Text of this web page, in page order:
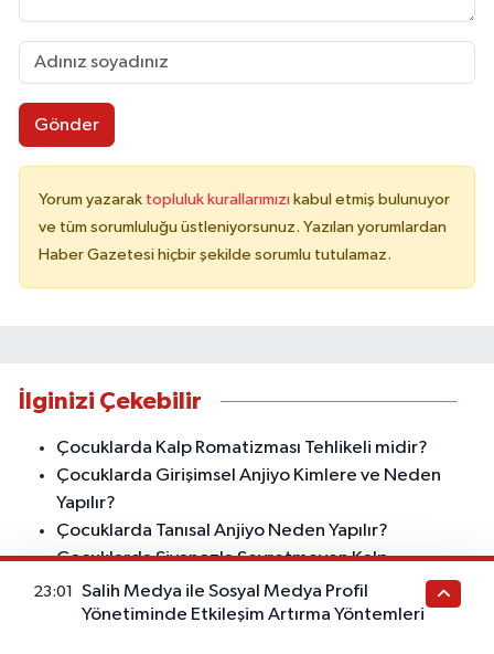
Gönder
Yorum yazarak topluluk kurallarımızı kabul etmiş bulunuyor
ve tüm sorumluluğu üstleniyorsunuz. Yazılan yorumlardan
Haber Gazetesi hiçbir şekilde sorumlu tutulamaz.
İlginizi Çekebilir
Çocuklarda Kalp Romatizması Tehlikeli midir?
Çocuklarda Girişimsel Anjiyo Kimlere ve Neden
Yapılır?
Çocuklarda Tanısal Anjiyo Neden Yapılır?
Çocuklarda Siyanozla Seyretmeyen Kalp
Hastalıkları
Çocuklarda Göğüs Ağrısı
23:01
Salih Medya ile Sosyal Medya Profil
Yönetiminde Etkileşim Artırma Yöntemleri